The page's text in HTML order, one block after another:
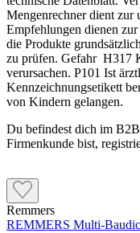
Mengenrechner dient
Empfehlungen dienen
die Produkte
zu prüfen. Gefahr H317
verursachen. P101 Ist
Kennzeichnungsetikett
von Kindern gelangen.
Du befindest dich im
Firmenkunde bist,
Remmers
REMMERS Multi-